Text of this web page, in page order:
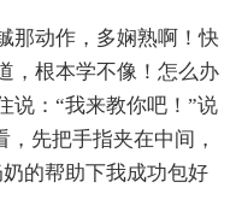
那动作，多娴熟啊！快
，根本学不像！怎么办
说：“我来教你吧！”说
先把手指夹在中间，
的帮助下我成功包好